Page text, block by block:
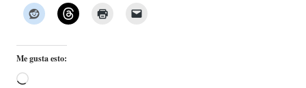
Me gusta esto:
Cargando...